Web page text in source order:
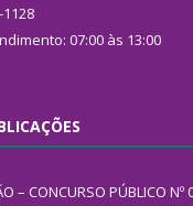
1128
07:00 às 13:00
– CONCURSO PÚBLICO Nº